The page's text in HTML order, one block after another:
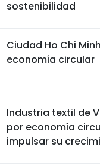
sostenibilidad
Ciudad Ho Chi
economía circular
Industria textil de
por economía
impulsar su